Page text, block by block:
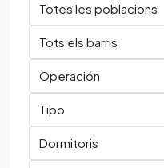
Totes les poblacions
Tots els barris
Operación
Tipo
Dormitoris